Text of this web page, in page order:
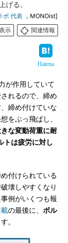
げる。
ボ 代表 ，MONOist]
示
関連情報
Hatena
が作用していて
れるので、締め
締め付けていな
をぶっ飛ばし、
な変動荷重に耐
トは疲労に対し
付けられている
壊しやすくなり
例がいくつも報
の最後に、 ボル
。